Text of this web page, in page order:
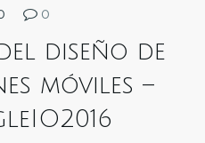
0
diseño de
móviles –